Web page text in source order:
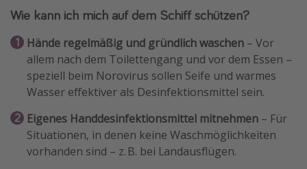
Wie kann ich mich auf dem Schiff schützen?
Hände regelmäßig und gründlich waschen – Vor
allem nach dem Toilettengang und vor dem Essen –
speziell beim Norovirus sollen Seife und warmes
Wasser effektiver als Desinfektionsmittel sein.
Eigenes Handdesinfektionsmittel mitnehmen – Für
Situationen, in denen keine Waschmöglichkeiten
vorhanden sind – z. B. bei Landausflügen.